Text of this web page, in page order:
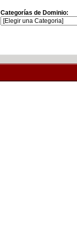
Categorías de Dominio: